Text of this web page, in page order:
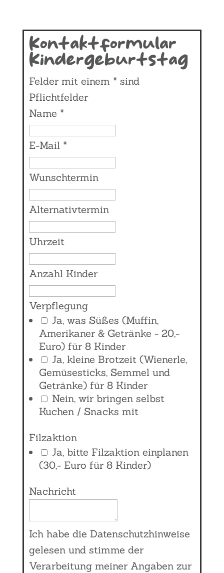
Kontaktformular
Kindergeburtstag
Felder mit einem *sind
Pflichtfelder
Name *
E-Mail *
Wunschtermin
Alternativtermin
Uhrzeit
Anzahl Kinder
Verpflegung
Ja, was Süßes (Muffin,
Amerikaner & Getränke - 20,-
Euro) für 8 Kinder
Ja, kleine Brotzeit (Wienerle,
Gemüsesticks, Semmel und
Getränke) für 8 Kinder
Nein, wir bringen selbst
Kuchen / Snacks mit
Filzaktion
Ja, bitte Filzaktion einplanen
(30,- Euro für 8 Kinder)
Nachricht
Ich habe die Datenschutzhinweise
gelesen und stimme der
Verarbeitung meiner Angaben zur